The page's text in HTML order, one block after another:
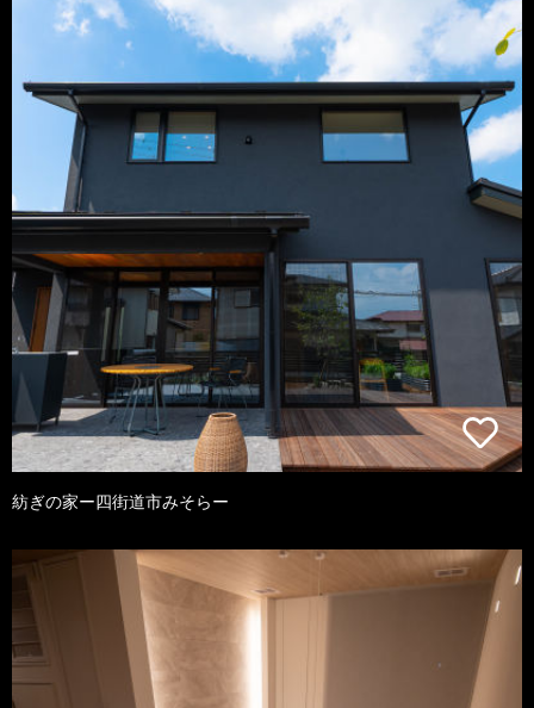
紡ぎの家ー四街道市みそらー